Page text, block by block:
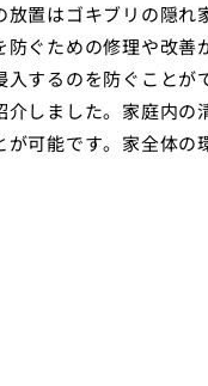
放置はゴキブリの隠
ぐための修理や改
入するのを防ぐこと
介しました。家庭内
可能です。家全体の